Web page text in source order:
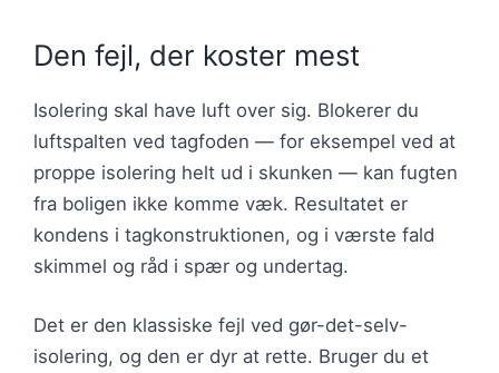
Den fejl, der koster mest
Isolering skal have luft over sig. Blokerer du
luftspalten ved tagfoden — for eksempel ved at
proppe isolering helt ud i skunken — kan fugten
fra boligen ikke komme væk. Resultatet er
kondens i tagkonstruktionen, og i værste fald
skimmel og råd i spær og undertag.
Det er den klassiske fejl ved gør-det-selv-
isolering, og den er dyr at rette. Bruger du et